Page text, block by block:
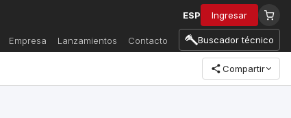
ESP Ingresar
Empresa Lanzamientos Contacto Buscador técnico
Compartir